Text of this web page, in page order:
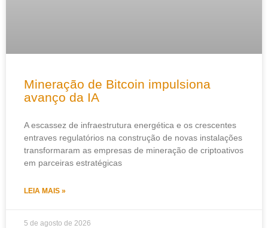
Mineração de Bitcoin impulsiona
avanço da IA
A escassez de infraestrutura energética e os crescentes
entraves regulatórios na construção de novas instalações
transformaram as empresas de mineração de criptoativos
em parceiras estratégicas
LEIA MAIS »
5 de agosto de 2026